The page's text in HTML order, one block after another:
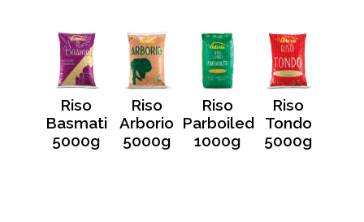
Riso
Basmati
5000g
Riso
Arborio
5000g
Riso
Parboiled
1000g
Riso
Tondo
5000g